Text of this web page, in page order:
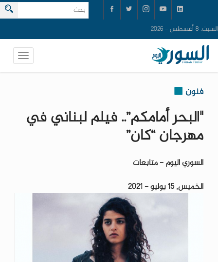
السبت, 8 أغسطس - 2026
فنون
"البحر أمامكم”.. فيلم لبناني في
مهرجان “كان”
السوري اليوم - متابعات
الخميس, 15 يوليو - 2021